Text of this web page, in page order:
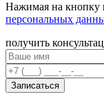
Нажимая на кнопку
персональных
получить